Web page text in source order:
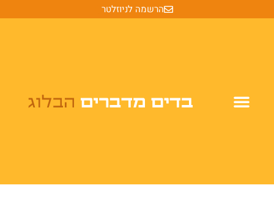
הרשמה לניוזלטר